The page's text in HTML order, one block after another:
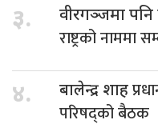
३. वीरगञ्जमा पनि
राष्ट्रको नाममा
४. बालेन्द्र शाह
परिषद्को बैठक